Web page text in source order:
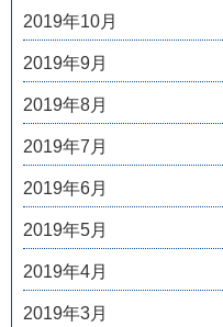
2019年10月
2019年9月
2019年8月
2019年7月
2019年6月
2019年5月
2019年4月
2019年3月